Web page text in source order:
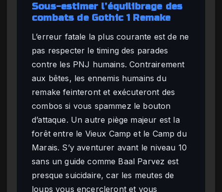
Sous-estimer l’équilibrage des
combats de Gothic 1 Remake
L’erreur fatale la plus courante est de ne
pas respecter le timing des parades
contre les PNJ humains. Contrairement
aux bêtes, les ennemis humains du
remake feinteront et exécuteront des
combos si vous spammez le bouton
d’attaque. Un autre piège majeur est la
forêt entre le Vieux Camp et le Camp du
Marais. S’y aventurer avant le niveau 10
sans un guide comme Baal Parvez est
presque suicidaire, car les meutes de
loups vous encercleront et vous